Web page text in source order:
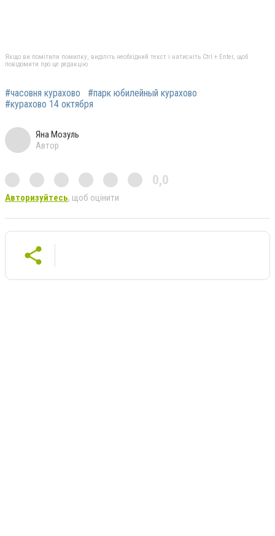
Якщо ви помітили помилку, виділіть необхідний текст і натисніть Ctrl + Enter, щоб
повідомити про це редакцію
#часовня курахово
#парк юбилейный курахово
#курахово 14 октября
Яна Мозуль
Автор
0,0
Авторизуйтесь, щоб оцінити